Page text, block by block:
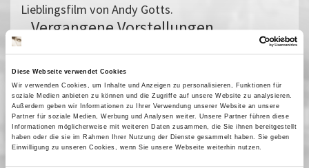
Diese Webseite verwendet Cookies
Wir verwenden Cookies, um Inhalte und Anzeigen zu personalisieren, Funktionen für
soziale Medien anbieten zu können und die Zugriffe auf unsere Website zu analysieren.
Außerdem geben wir Informationen zu Ihrer Verwendung unserer Website an unsere
Partner für soziale Medien, Werbung und Analysen weiter. Unsere Partner führen diese
Informationen möglicherweise mit weiteren Daten zusammen, die Sie ihnen bereitgestellt
haben oder die sie im Rahmen Ihrer Nutzung der Dienste gesammelt haben. Sie geben
Einwilligung zu unseren Cookies, wenn Sie unsere Webseite weiterhin nutzen.
Lieblingsfilm von Andy Gotts.
Vergangene Vorstellungen
28 November 2006| 18:00
29 November 2006
01 Dezember 2006| 22:10
02 Dezember 2006| 20:00
03 Dezember 2006| 22:00